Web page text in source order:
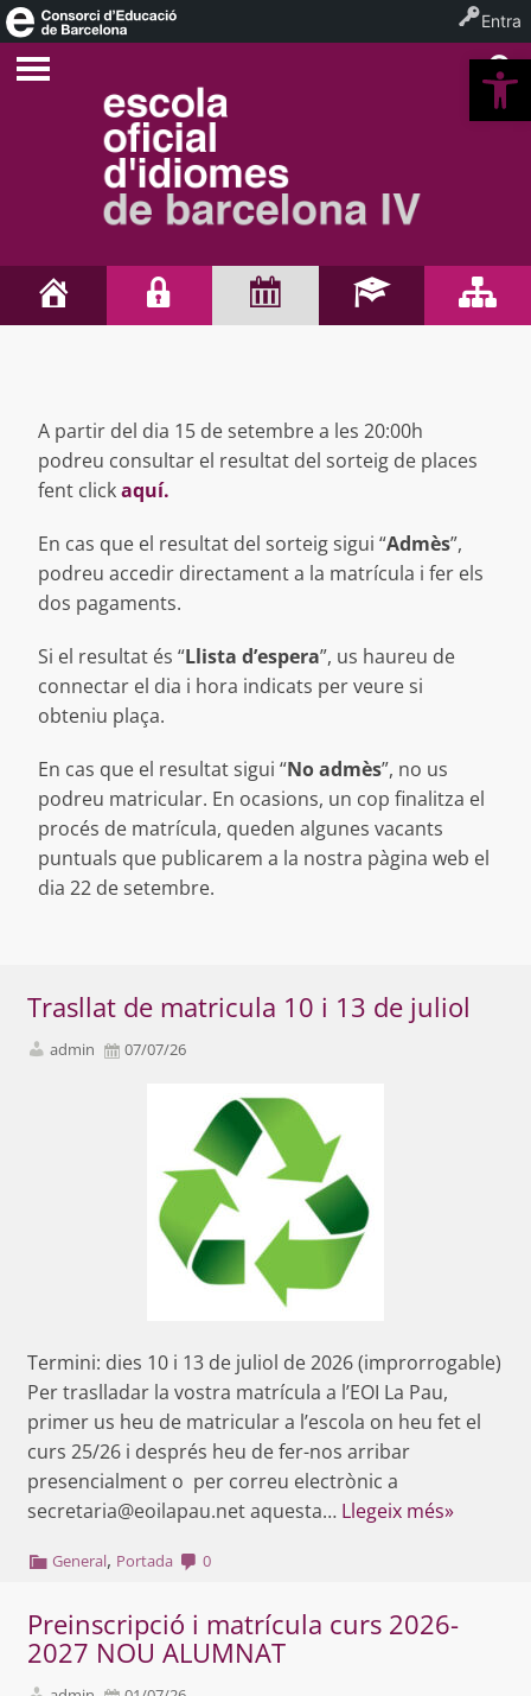
A partir del dia 15 de setembre a les 20:00h
podreu consultar el resultat del sorteig de places
fent clickaquí.
En cas que el resultat del sorteig sigui “Admès”,
podreu accedir directament a la matrícula i fer els
dos pagaments.
Si el resultat és “Llista d’espera”, us haureu de
connectar el dia i hora indicats per veure si
obteniu plaça.
En cas que el resultat sigui “No admès”, no us
podreu matricular. En ocasions, un cop finalitza el
procés de matrícula, queden algunes vacants
puntuals que publicarem a la nostra pàgina web el
dia 22 de setembre.
Trasllat de matricula 10 i 13 de juliol
admin 07/07/26
Termini: dies 10 i 13 de juliol de 2026 (improrrogable)
Per traslladar la vostra matrícula a l’EOI La Pau,
primer us heu de matricular a l’escola on heu fet el
curs 25/26 i després heu de fer-nos arribar
presencialment o per correu electrònic a
secretaria@eoilapau.net aquesta… Llegeix més»
General, Portada 0
Preinscripció i matrícula curs 2026-
2027 NOU ALUMNAT
Entra